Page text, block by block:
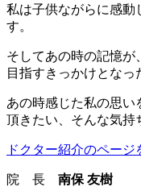
私は子供ながらに感動
す。
そしてあの時の記憶が
目指すきっかけとなっ
あの時感じた私の思い
頂きたい、そんな気持
ドクター紹介のページ
院 長 南保 友樹